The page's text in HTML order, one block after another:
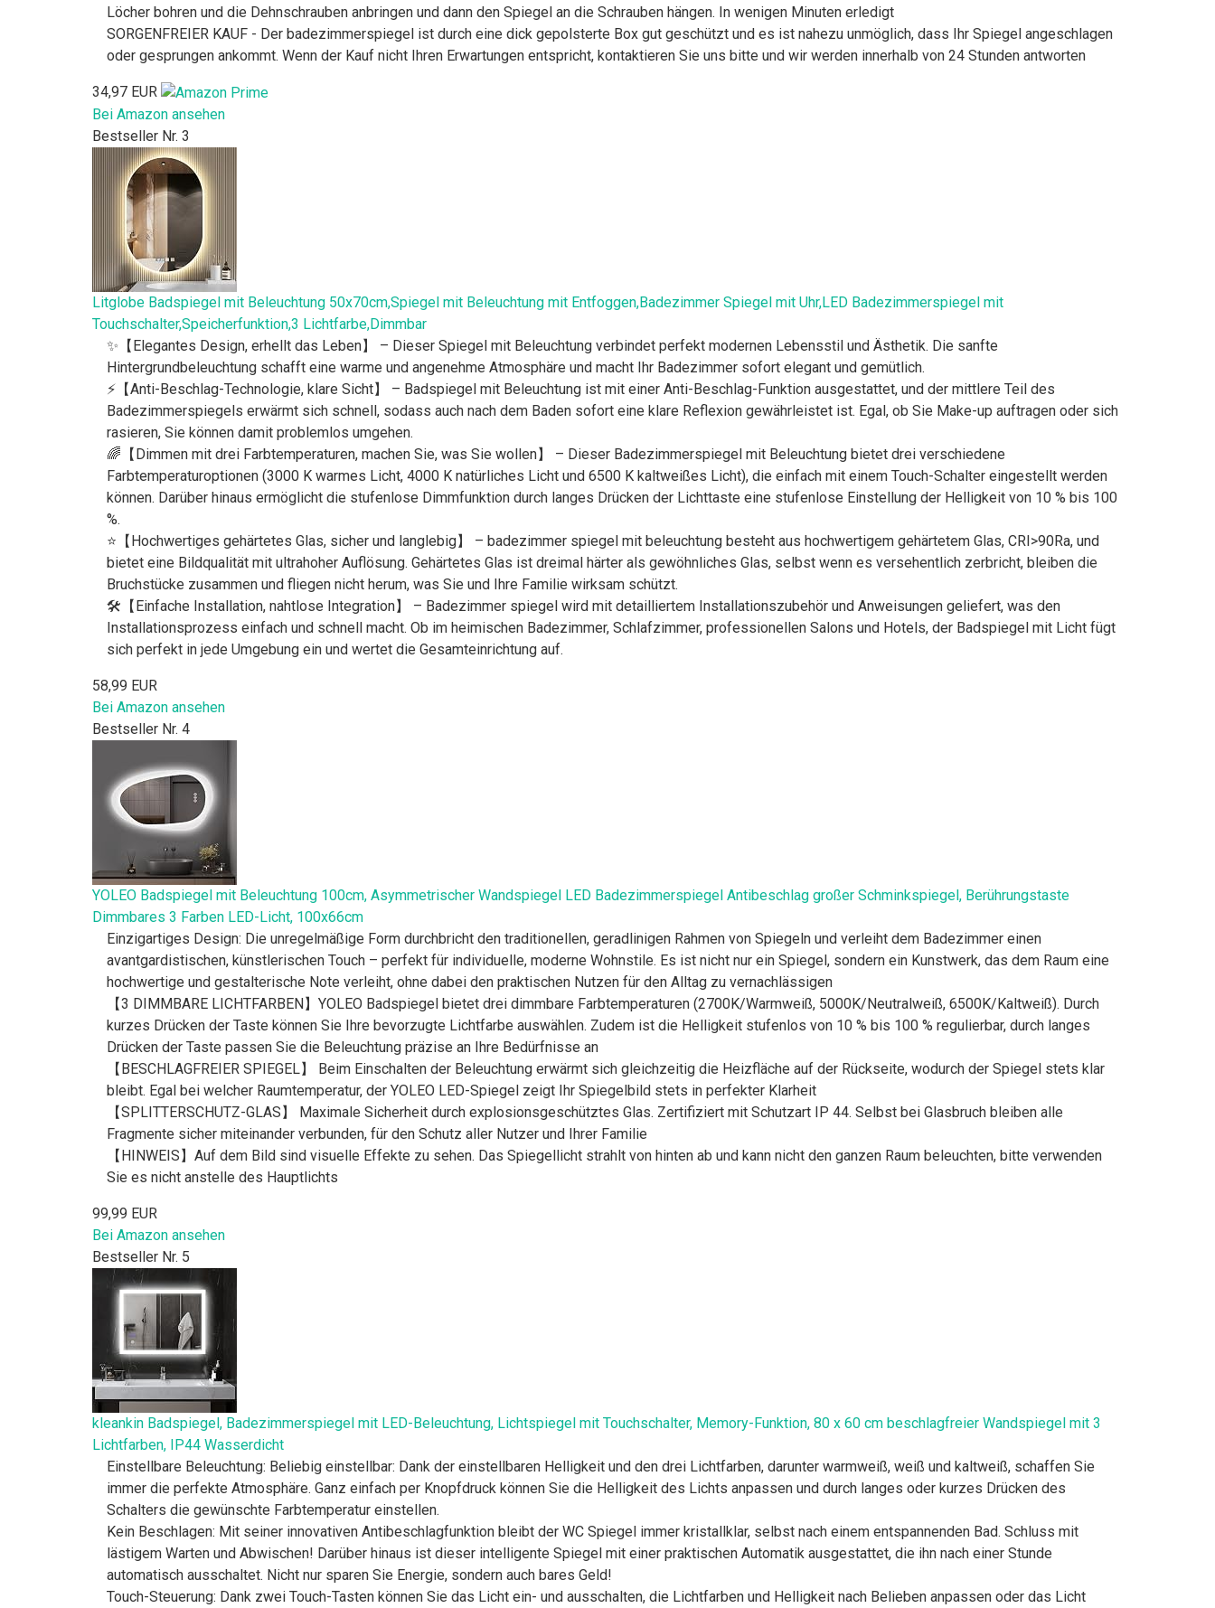
Löcher bohren und die Dehnschrauben anbringen und dann den Spiegel an die Schrauben hängen. In wenigen Minuten erledigt
SORGENFREIER KAUF - Der badezimmerspiegel ist durch eine dick gepolsterte Box gut geschützt und es ist nahezu unmöglich, dass Ihr Spiegel angeschlagen
oder gesprungen ankommt. Wenn der Kauf nicht Ihren Erwartungen entspricht, kontaktieren Sie uns bitte und wir werden innerhalb von 24 Stunden antworten
34,97 EUR
Bei Amazon ansehen
Bestseller Nr. 3
Litglobe Badspiegel mit Beleuchtung 50x70cm,Spiegel mit Beleuchtung mit Entfoggen,Badezimmer Spiegel mit Uhr,LED Badezimmerspiegel mit
Touchschalter,Speicherfunktion,3 Lichtfarbe,Dimmbar
✨【Elegantes Design, erhellt das Leben】 – Dieser Spiegel mit Beleuchtung verbindet perfekt modernen Lebensstil und Ästhetik. Die sanfte
Hintergrundbeleuchtung schafft eine warme und angenehme Atmosphäre und macht Ihr Badezimmer sofort elegant und gemütlich.
⚡【Anti-Beschlag-Technologie, klare Sicht】 – Badspiegel mit Beleuchtung ist mit einer Anti-Beschlag-Funktion ausgestattet, und der mittlere Teil des
Badezimmerspiegels erwärmt sich schnell, sodass auch nach dem Baden sofort eine klare Reflexion gewährleistet ist. Egal, ob Sie Make-up auftragen oder sich
rasieren, Sie können damit problemlos umgehen.
🌈【Dimmen mit drei Farbtemperaturen, machen Sie, was Sie wollen】 – Dieser Badezimmerspiegel mit Beleuchtung bietet drei verschiedene
Farbtemperaturoptionen (3000 K warmes Licht, 4000 K natürliches Licht und 6500 K kaltweißes Licht), die einfach mit einem Touch-Schalter eingestellt werden
können. Darüber hinaus ermöglicht die stufenlose Dimmfunktion durch langes Drücken der Lichttaste eine stufenlose Einstellung der Helligkeit von 10 % bis 100
%.
⭐【Hochwertiges gehärtetes Glas, sicher und langlebig】 – badezimmer spiegel mit beleuchtung besteht aus hochwertigem gehärtetem Glas, CRI>90Ra, und
bietet eine Bildqualität mit ultrahoher Auflösung. Gehärtetes Glas ist dreimal härter als gewöhnliches Glas, selbst wenn es versehentlich zerbricht, bleiben die
Bruchstücke zusammen und fliegen nicht herum, was Sie und Ihre Familie wirksam schützt.
🛠️【Einfache Installation, nahtlose Integration】 – Badezimmer spiegel wird mit detailliertem Installationszubehör und Anweisungen geliefert, was den
Installationsprozess einfach und schnell macht. Ob im heimischen Badezimmer, Schlafzimmer, professionellen Salons und Hotels, der Badspiegel mit Licht fügt
sich perfekt in jede Umgebung ein und wertet die Gesamteinrichtung auf.
58,99 EUR
Bei Amazon ansehen
Bestseller Nr. 4
YOLEO Badspiegel mit Beleuchtung 100cm, Asymmetrischer Wandspiegel LED Badezimmerspiegel Antibeschlag großer Schminkspiegel, Berührungstaste
Dimmbares 3 Farben LED-Licht, 100x66cm
Einzigartiges Design: Die unregelmäßige Form durchbricht den traditionellen, geradlinigen Rahmen von Spiegeln und verleiht dem Badezimmer einen
avantgardistischen, künstlerischen Touch – perfekt für individuelle, moderne Wohnstile. Es ist nicht nur ein Spiegel, sondern ein Kunstwerk, das dem Raum eine
hochwertige und gestalterische Note verleiht, ohne dabei den praktischen Nutzen für den Alltag zu vernachlässigen
【3 DIMMBARE LICHTFARBEN】YOLEO Badspiegel bietet drei dimmbare Farbtemperaturen (2700K/Warmweiß, 5000K/Neutralweiß, 6500K/Kaltweiß). Durch
kurzes Drücken der Taste können Sie Ihre bevorzugte Lichtfarbe auswählen. Zudem ist die Helligkeit stufenlos von 10 % bis 100 % regulierbar, durch langes
Drücken der Taste passen Sie die Beleuchtung präzise an Ihre Bedürfnisse an
【BESCHLAGFREIER SPIEGEL】 Beim Einschalten der Beleuchtung erwärmt sich gleichzeitig die Heizfläche auf der Rückseite, wodurch der Spiegel stets klar
bleibt. Egal bei welcher Raumtemperatur, der YOLEO LED-Spiegel zeigt Ihr Spiegelbild stets in perfekter Klarheit
【SPLITTERSCHUTZ-GLAS】 Maximale Sicherheit durch explosionsgeschütztes Glas. Zertifiziert mit Schutzart IP 44. Selbst bei Glasbruch bleiben alle
Fragmente sicher miteinander verbunden, für den Schutz aller Nutzer und Ihrer Familie
【HINWEIS】Auf dem Bild sind visuelle Effekte zu sehen. Das Spiegellicht strahlt von hinten ab und kann nicht den ganzen Raum beleuchten, bitte verwenden
Sie es nicht anstelle des Hauptlichts
99,99 EUR
Bei Amazon ansehen
Bestseller Nr. 5
kleankin Badspiegel, Badezimmerspiegel mit LED-Beleuchtung, Lichtspiegel mit Touchschalter, Memory-Funktion, 80 x 60 cm beschlagfreier Wandspiegel mit 3
Lichtfarben, IP44 Wasserdicht
Einstellbare Beleuchtung: Beliebig einstellbar: Dank der einstellbaren Helligkeit und den drei Lichtfarben, darunter warmweiß, weiß und kaltweiß, schaffen Sie
immer die perfekte Atmosphäre. Ganz einfach per Knopfdruck können Sie die Helligkeit des Lichts anpassen und durch langes oder kurzes Drücken des
Schalters die gewünschte Farbtemperatur einstellen.
Kein Beschlagen: Mit seiner innovativen Antibeschlagfunktion bleibt der WC Spiegel immer kristallklar, selbst nach einem entspannenden Bad. Schluss mit
lästigem Warten und Abwischen! Darüber hinaus ist dieser intelligente Spiegel mit einer praktischen Automatik ausgestattet, die ihn nach einer Stunde
automatisch ausschaltet. Nicht nur sparen Sie Energie, sondern auch bares Geld!
Touch-Steuerung: Dank zwei Touch-Tasten können Sie das Licht ein- und ausschalten, die Lichtfarben und Helligkeit nach Belieben anpassen oder das Licht